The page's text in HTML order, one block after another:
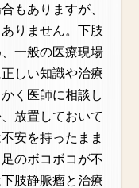
もありますが、
りません。下肢
一般の医療現場
しい知識や治療
く医師に相談し
放置しておいて
安を持ったまま
のボコボコが不
肢静脈瘤と治療